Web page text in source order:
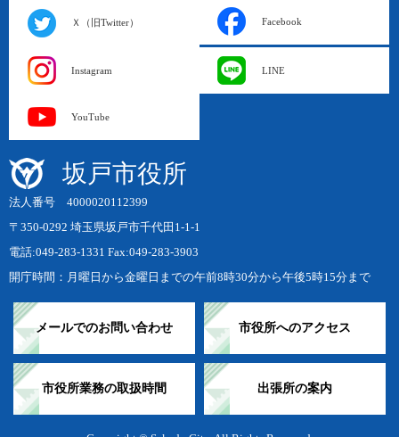
Ｘ（旧Twitter） Facebook
Instagram LINE
YouTube
坂戸市役所
法人番号 4000020112399
〒350-0292 埼玉県坂戸市千代田1-1-1
電話:049-283-1331 Fax:049-283-3903
開庁時間：月曜日から金曜日までの午前8時30分から午後5時15分まで
メールでのお問い合わせ 市役所へのアクセス
市役所業務の取扱時間 出張所の案内